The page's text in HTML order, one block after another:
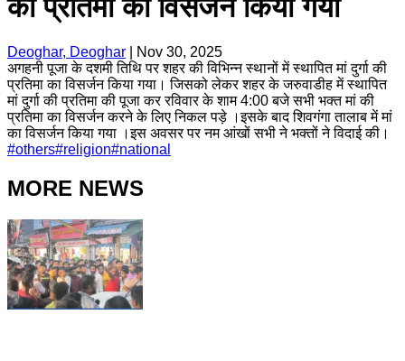
की प्रतिमा का विसर्जन किया गया
Deoghar, Deoghar
Nov 30, 2025
अगहनी पूजा के दशमी तिथि पर शहर की विभिन्न स्थानों में स्थापित मां दुर्गा की
प्रतिमा का विसर्जन किया गया। जिसको लेकर शहर के जरुवाडीह में स्थापित
मां दुर्गा की प्रतिमा की पूजा कर रविवार के शाम 4:00 बजे सभी भक्त मां की
प्रतिमा का विसर्जन करने के लिए निकल पड़े ।इसके बाद शिवगंगा तालाब में मां
का विसर्जन किया गया ।इस अवसर पर नम आंखों सभी ने भक्तों ने विदाई की।
#others#religion#national
MORE NEWS